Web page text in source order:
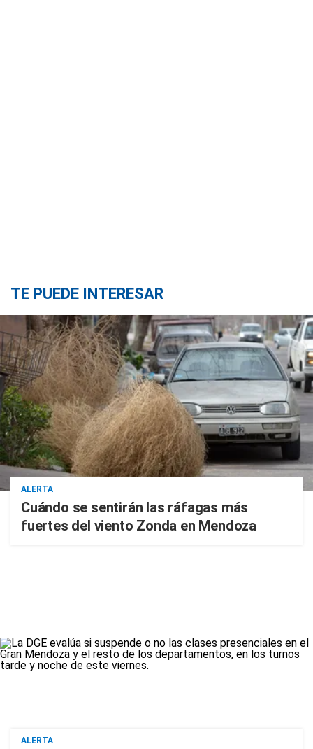
TE PUEDE INTERESAR
ALERTA
Cuándo se sentirán las ráfagas más
fuertes del viento Zonda en Mendoza
ALERTA